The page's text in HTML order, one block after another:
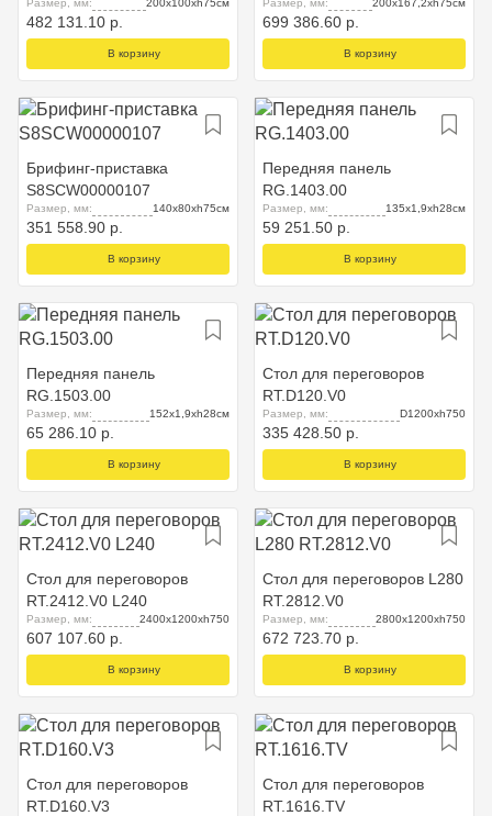
Размер, мм: 200x100xh75см
482 131.10 р.
В корзину
Размер, мм: 200x167,2xh75см
699 386.60 р.
В корзину
Брифинг-приставка
S8SCW00000107
Размер, мм: 140x80xh75см
351 558.90 р.
В корзину
Передняя панель
RG.1403.00
Размер, мм: 135x1,9xh28см
59 251.50 р.
В корзину
Передняя панель
RG.1503.00
Размер, мм: 152x1,9xh28см
65 286.10 р.
В корзину
Стол для переговоров
RT.D120.V0
Размер, мм: D1200xh750
335 428.50 р.
В корзину
Стол для переговоров
RT.2412.V0 L240
Размер, мм: 2400x1200xh750
607 107.60 р.
В корзину
Стол для переговоров L280
RT.2812.V0
Размер, мм: 2800x1200xh750
672 723.70 р.
В корзину
Стол для переговоров
RT.D160.V3
Стол для переговоров
RT.1616.TV